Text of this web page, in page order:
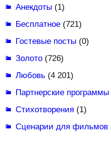
Анекдоты (1)
Бесплатное(721)
Гостевые посты (0)
Золото(726)
Любовь(4 201)
Партнерские программы
Стихотворения (1)
Сценарии для фильмов